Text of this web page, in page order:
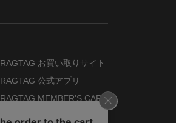
RAGTAG お買い取りサイト
RAGTAG 公式アプリ
RAGTAG MEMBER'S CARD